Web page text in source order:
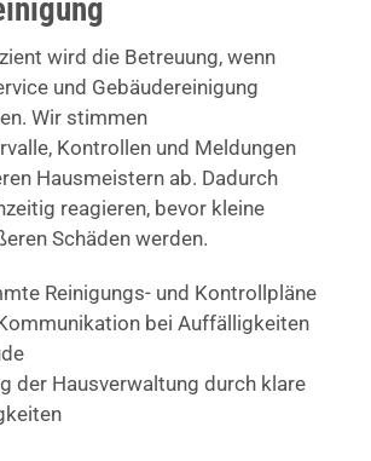
wird die Betreuung, wenn
und Gebäudereinigung
Wir stimmen
Kontrollen und Meldungen
Hausmeistern ab. Dadurch
reagieren, bevor kleine
Schäden werden.
Reinigungs- und Kontrollpläne
bei Auffälligkeiten
der Hausverwaltung durch klare